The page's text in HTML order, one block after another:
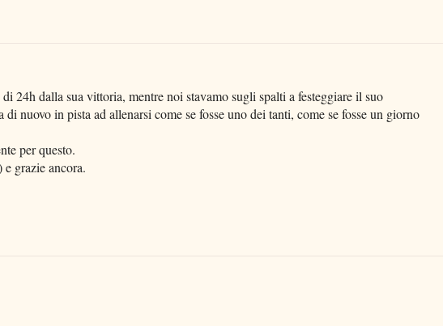
24h dalla sua vittoria, mentre noi stavamo sugli spalti a festeggiare il suo
nuovo in pista ad allenarsi come se fosse uno dei tanti, come se fosse un giorno
per questo.
grazie ancora.